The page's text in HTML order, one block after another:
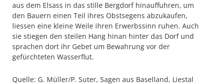
aus dem Elsass in das stille Bergdorf hinauffuhren, um
den Bauern einen Teil ihres Obstsegens abzukaufen,
liessen eine kleine Weile ihren Erwerbssinn ruhen. Auch
sie stiegen den steilen Hang hinan hinter das Dorf und
sprachen dort ihr Gebet um Bewahrung vor der
gefürchteten Wasserflut.
Quelle: G. Müller/P. Suter, Sagen aus Baselland, Liestal